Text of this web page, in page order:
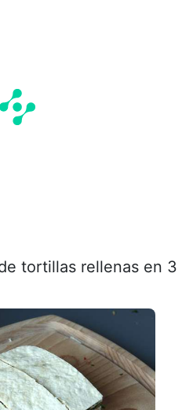
tortillas rellenas en 3